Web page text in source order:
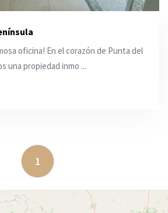
oficina! En el corazón de Punta del
una propiedad inmo ...
1